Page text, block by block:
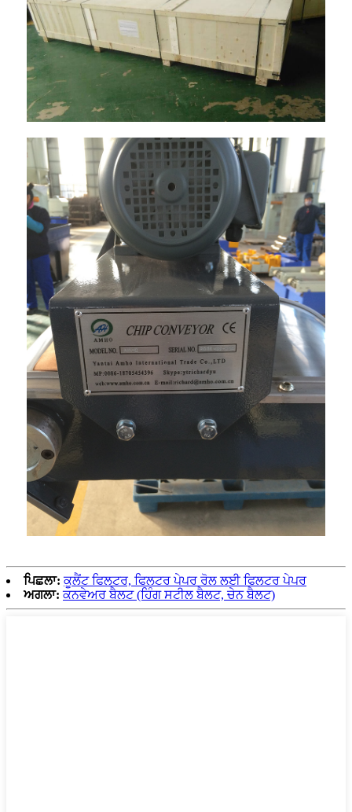
ਪਿਛਲਾ: ਕੂਲੈਂਟ ਫਿਲਟਰ, ਫਿਲਟਰ ਪੇਪਰ ਰੋਲ ਲਈ ਫਿਲਟਰ ਪੇਪਰ
ਅਗਲਾ: ਕਨਵੇਅਰ ਬੈਲਟ (ਹਿੰਗ ਸਟੀਲ ਬੈਲਟ, ਚੇਨ ਬੈਲਟ)